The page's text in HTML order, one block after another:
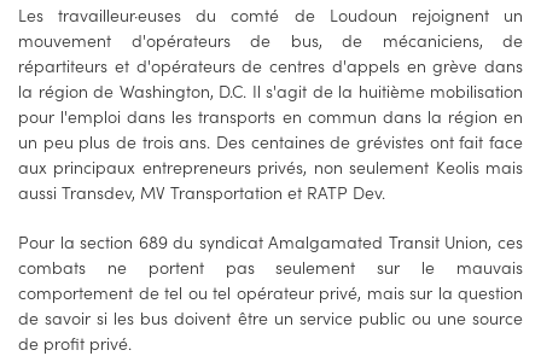
Les travailleur·euses du comté de Loudoun rejoignent un
mouvement d'opérateurs de bus, de mécaniciens, de
répartiteurs et d'opérateurs de centres d'appels en grève dans
la région de Washington, D.C. Il s'agit de la huitième mobilisation
pour l'emploi dans les transports en commun dans la région en
un peu plus de trois ans. Des centaines de grévistes ont fait face
aux principaux entrepreneurs privés, non seulement Keolis mais
aussi Transdev, MV Transportation et RATP Dev.
Pour la section 689 du syndicat Amalgamated Transit Union, ces
combats ne portent pas seulement sur le mauvais
comportement de tel ou tel opérateur privé, mais sur la question
de savoir si les bus doivent être un service public ou une source
de profit privé.